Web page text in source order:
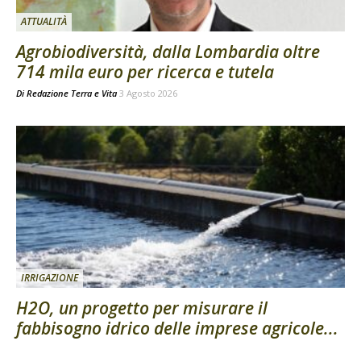
ATTUALITÀ
Agrobiodiversità, dalla Lombardia oltre
714 mila euro per ricerca e tutela
Di Redazione Terra e Vita 3 Agosto 2026
IRRIGAZIONE
H2O, un progetto per misurare il
fabbisogno idrico delle imprese agricole...